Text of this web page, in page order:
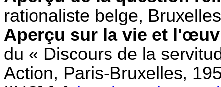
rationaliste belge,
Aperçu sur la vie et
du « Discours de la
Action, Paris-Bruxelles,